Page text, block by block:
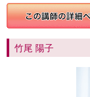
竹尾 陽子